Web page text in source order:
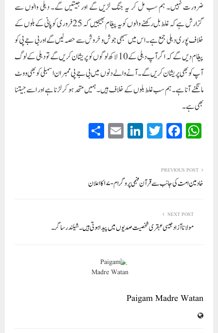
ضرورت نہیں۔ ہم سب مل کر یہ جنگ لڑیں گے اور جیتیں گے۔ دہلی والوں سے
گزارش ہے کہ غلط بل رکھنے والوں کو یہ پیغام بھیجیں کہ 25 فروری کوپانی کے بلوں کے
خلاف پوری دہلی جمع ہے۔ اس میں سبھی جوش و خروش سے حصہ لیں گے اور بی جے پی کو
پیغام دیں گے کہ اگر آپ دہلی کے 10 لاکھ لوگوں کو پریشان کریں گے تو دہلی کے لوگ
آپ کو بھی پریشان کریں گے۔ آنے والے دنوں میں بی جے پی ممبران اسمبلی کو بھی ووٹ
مانگنے آنا ہے۔ ہم سب غلط بلوں کے خلاف ہیں۔ہمیں متحد ہو کر لڑنا ہے اور اسے جیتنا
بھی ہے۔
W
ha
A
pp
Fa
ce
ok
T
wi
r
Li
nk
In
E
m
PREVIOUS POST
خادمین امت کی جانب سے قرآن فہمی پروگرام-۱۷ کا اعلان
NEXT POST
مولانا آزاد جیسی عبقری شخصیت صدیوں میں پیدا ہوتی ہیں ۔ شیلندر ساگر ۔
Paigam Madre Watan